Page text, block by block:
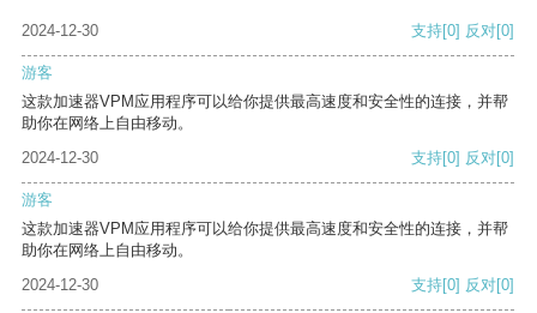
2024-12-30 支持[0] 反对[0]
游客
这款加速器VPM应用程序可以给你提供最高速度和安全性的连接，并帮
助你在网络上自由移动。
2024-12-30
支持[0] 反对[0]
游客
这款加速器VPM应用程序可以给你提供最高速度和安全性的连接，并帮
助你在网络上自由移动。
2024-12-30
支持[0] 反对[0]